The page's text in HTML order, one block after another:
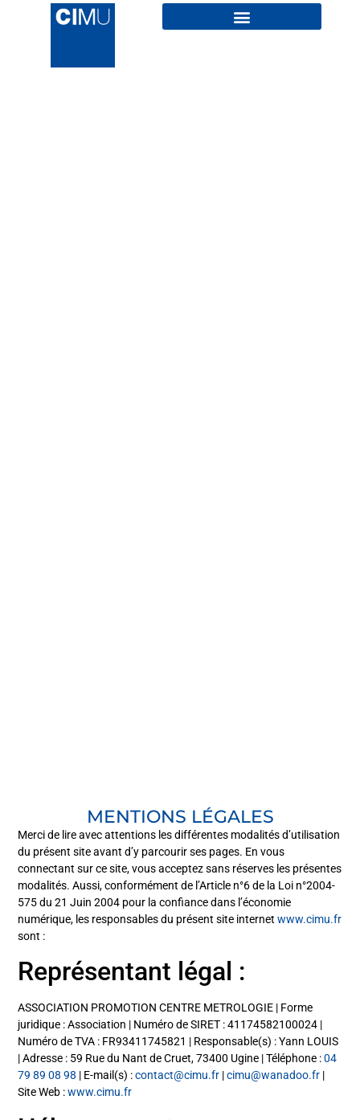
MENTIONS LÉGALES
Merci de lire avec attentions les différentes modalités d’utilisation
du présent site avant d’y parcourir ses pages. En vous
connectant sur ce site, vous acceptez sans réserves les présentes
modalités. Aussi, conformément de l’Article n°6 de la Loi n°2004-
575 du 21 Juin 2004 pour la confiance dans l’économie
numérique, les responsables du présent site internetwww.cimu.fr
sont :
Représentant légal :
ASSOCIATION PROMOTION CENTRE METROLOGIE | Forme
juridique : Association | Numéro de SIRET : 41174582100024 |
Numéro de TVA : FR93411745821 | Responsable(s) : Yann LOUIS
| Adresse : 59 Rue du Nant de Cruet, 73400 Ugine | Téléphone :04
79 89 08 98 | E-mail(s) :contact@cimu.fr |cimu@wanadoo.fr |
Site Web :www.cimu.fr